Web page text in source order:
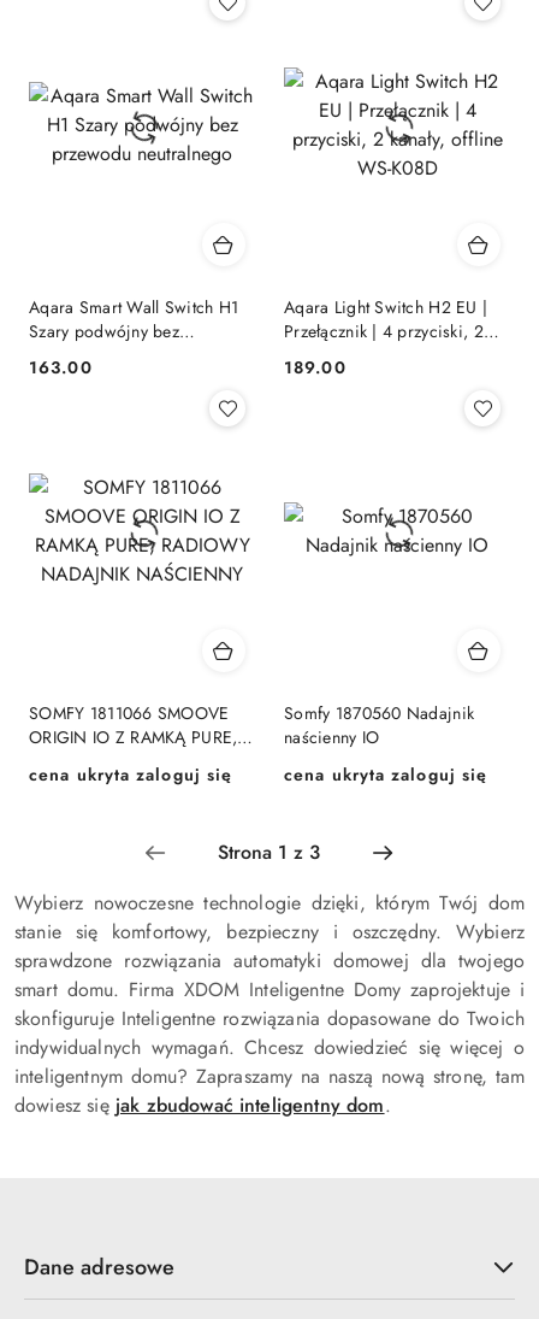
Aqara Smart Wall Switch H1
Szary podwójny bez
Cena:
163.00
Aqara Light Switch H2 EU |
Przełącznik | 4 przyciski, 2
Cena:
189.00
SOMFY 1811066 SMOOVE
ORIGIN IO Z RAMKĄ PURE,
RADIOWY NADAJNIK
NAŚCIENNY
Cena:
cena ukryta zaloguj się
Somfy 1870560 Nadajnik
naścienny IO
Cena:
cena ukryta zaloguj się
Wybierz nowoczesne technologie dzięki, którym Twój dom
stanie się komfortowy, bezpieczny i oszczędny. Wybierz
sprawdzone rozwiązania automatyki domowej dla twojego
smart domu. Firma XDOM Inteligentne Domy zaprojektuje i
skonfiguruje Inteligentne rozwiązania dopasowane do Twoich
indywidualnych wymagań. Chcesz dowiedzieć się więcej o
inteligentnym domu? Zapraszamy na naszą nową stronę, tam
dowiesz się jak zbudować inteligentny dom.
Dane adresowe